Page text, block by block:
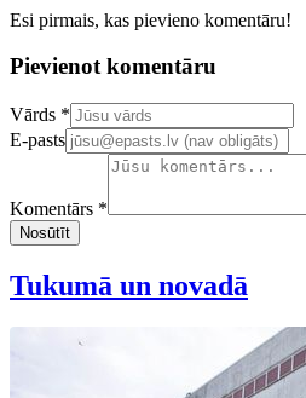
Esi pirmais, kas pievieno komentāru!
Pievienot komentāru
Confirm your email address
Vārds *
E-pasts
Komentārs *
Nosūtīt
Tukumā un novadā